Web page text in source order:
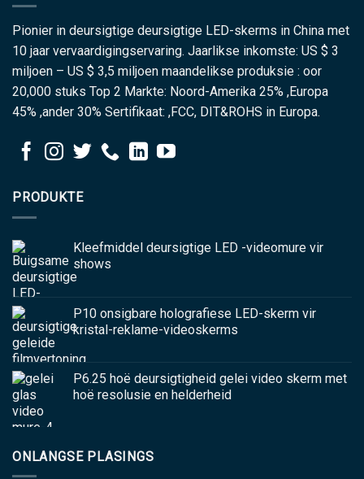
Pionier in deursigtige deursigtige LED-skerms in China met
10 jaar vervaardigingservaring. Jaarlikse inkomste: US $ 3
miljoen – US $ 3,5 miljoen maandelikse produksie : oor
20,000 stuks Top 2 Markte: Noord-Amerika 25% ,Europa
45% ,ander 30% Sertifikaat: ,FCC, DIT&ROHS in Europa.
PRODUKTE
Kleefmiddel deursigtige LED -videomure vir
shows
P10 onsigbare holografiese LED-skerm vir
kristal-reklame-videoskerms
P6.25 hoë deursigtigheid gelei video skerm met
hoë resolusie en helderheid
ONLANGSE PLASINGS